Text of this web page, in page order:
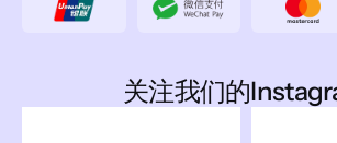
关注我们的